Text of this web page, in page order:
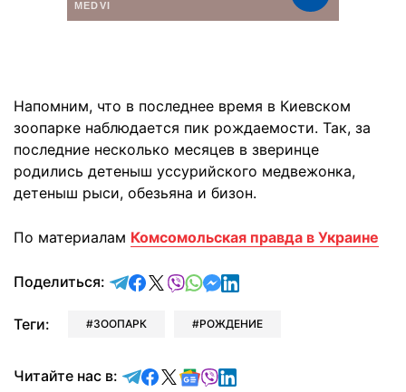
Напомним, что в последнее время в Киевском
зоопарке наблюдается пик рождаемости. Так, за
последние несколько месяцев в зверинце
родились детеныш уссурийского медвежонка,
детеныш рыси, обезьяна и бизон.
По материалам Комсомольская правда в Украине
Поделиться: отправить в Telegram
поделиться в Facebook
поделиться в X
отправить в Viber
отправить в Whatsapp
отправить в Messenger
отправить в LinkedIn
Теги: ЗООПАРК РОЖДЕНИЕ
Читайте нас в: Читайте в Telegram
Читайте в Facebook
Читайте в X
Читайте в Google news
Читайте в Viber
Читайте в LinkedIn